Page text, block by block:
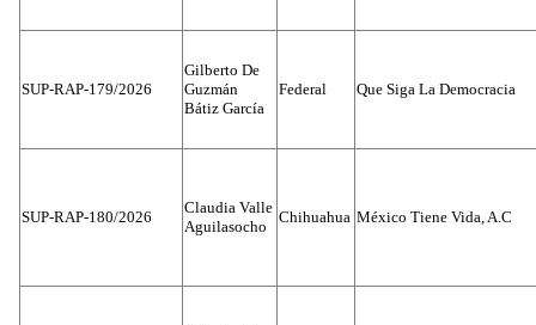
SUP-RAP-179/2026
Gilberto De
Guzmán
Bátiz García
Federal Que Siga La Democracia
SUP-RAP-180/2026
Claudia Valle
Aguilasocho
Chihuahua México Tiene Vida, A.C